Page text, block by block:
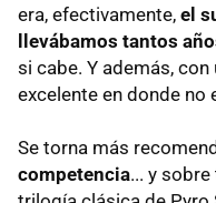
era, efectivamente, el
llevábamos tantos
si cabe. Y además,
excelente en donde no
Se torna más
competencia... y